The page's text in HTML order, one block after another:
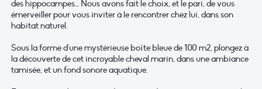
des hippocampes… Nous avons fait le choix, et le pari, de vous
émerveiller pour vous inviter à le rencontrer chez lui, dans son
habitat naturel.
Sous la forme d'une mystérieuse boîte bleue de 100 m2, plongez à
la découverte de cet incroyable cheval marin, dans une ambiance
tamisée, et un fond sonore aquatique.